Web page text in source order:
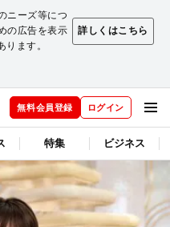
ニーズ等につ
の広告を表示
ます。
詳しくはこちら
無料会員登録 ログイン
特集 ビジネス